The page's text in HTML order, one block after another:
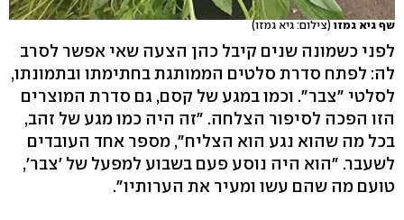
שף גיא גמזו (צילום: גיא גמזו)
לפני כשמונה שנים קיבל כהן הצעה שאי אפשר לסרב
לה: לפתח סדרת סלטים הממותגת בחתימתו ובתמונתו,
לסלטי "צבר". וכמו במגע של קסם, גם סדרת המוצרים
הזו הפכה לסיפור הצלחה. "זה היה כמו מגע של זהב,
בכל מה שהוא נגע הוא הצליח", מספר אחד העובדים
לשעבר. "הוא היה נוסע פעם בשבוע למפעל של 'צבר',
טועם מה שהם עשו ומעיר את הערותיו".